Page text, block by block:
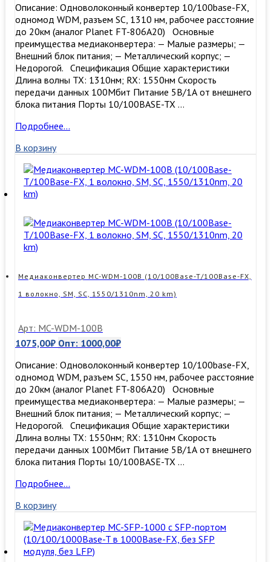
Описание: Одноволоконный конвертер 10/100base-FX,
одномод WDM, разъем SC, 1310 нм, рабочее расстояние
до 20км (аналог Planet FT-806A20) Основные
преимущества медиаконвертера: — Малые размеры; —
Внешний блок питания; — Металлический корпус; —
Недорогой. Спецификация Общие характеристики
Длина волны TX: 1310нм; RX: 1550нм Скорость
передачи данных 100Мбит Питание 5В/1А от внешнего
блока питания Порты 10/100BASE-TX …
Медиаконвертер
WDM-
100A
(10/100Base-
T/100Base-
FX,
волокно,
SM,
SC,
km)
Подробнее…
В корзину
Медиаконвертер MC-WDM-100B (10/100Base-T/100Base-FX,
1 волокно, SM, SC, 1550/1310nm, 20 km)
Арт: MC-WDM-100B
1075,00₽ Опт: 1000,00₽
Описание: Одноволоконный конвертер 10/100base-FX,
одномод WDM, разъем SC, 1550 нм, рабочее расстояние
до 20км (аналог Planet FT-806A20) Основные
преимущества медиаконвертера: — Малые размеры; —
Внешний блок питания; — Металлический корпус; —
Недорогой. Спецификация Общие характеристики
Длина волны TX: 1550нм; RX: 1310нм Скорость
передачи данных 100Мбит Питание 5В/1А от внешнего
блока питания Порты 10/100BASE-TX …
Медиаконвертер
WDM-
100B
(10/100Base-
T/100Base-
FX,
Подробнее…
В корзину